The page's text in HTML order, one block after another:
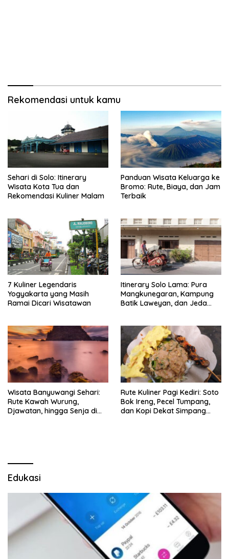
Rekomendasi untuk kamu
Sehari di Solo: Itinerary
Wisata Kota Tua dan
Rekomendasi Kuliner Malam
Panduan Wisata Keluarga ke
Bromo: Rute, Biaya, dan Jam
Terbaik
7 Kuliner Legendaris
Yogyakarta yang Masih
Ramai Dicari Wisatawan
Itinerary Solo Lama: Pura
Mangkunegaran, Kampung
Batik Laweyan, dan Jeda
Wisata Banyuwangi Sehari:
Rute Kawah Wurung,
Djawatan, hingga Senja di
Rute Kuliner Pagi Kediri: Soto
Bok Ireng, Pecel Tumpang,
dan Kopi Dekat Simpang
Edukasi